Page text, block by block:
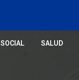
SOCIAL SALUD